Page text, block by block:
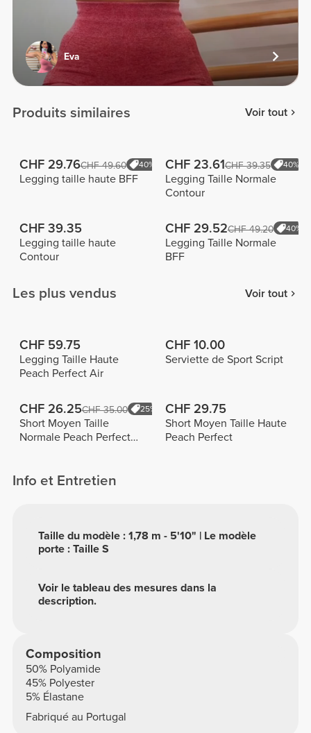
Eva
Produits similaires Voir tout
CHF 29.76CHF 49.60 40%
Legging taille haute BFF
CHF 23.61CHF 39.35 40%
Legging Taille Normale
Contour
CHF 39.35
Legging taille haute
Contour
CHF 29.52CHF 49.20 40%
Legging Taille Normale
BFF
Les plus vendus Voir tout
CHF 59.75
Legging Taille Haute
Peach Perfect Air
CHF 10.00
Serviette de Sport Script
CHF 26.25CHF 35.00 25%
Short Moyen Taille
Normale Peach Perfect
CHF 29.75
Short Moyen Taille Haute
Peach Perfect
Info et Entretien
Voir le tableau des mesures dans la
description.
Taille du modèle : 1,78 m - 5'10" | Le modèle
porte : Taille S
Composition
50% Polyamide
45% Polyester
5% Élastane
Fabriqué au Portugal